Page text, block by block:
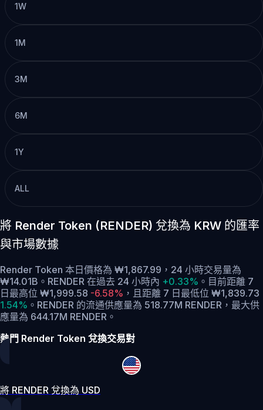
1W
1M
3M
6M
1Y
ALL
將 Render Token (RENDER) 兌換為 KRW 的匯率
與市場數據
Render Token 本日價格為 ₩1,867.99，24 小時交易量為
₩14.01B。RENDER 在過去 24 小時內 +0.33% 。 目前距離 7
日最高位 ₩1,999.58 -6.58% ， 且距離 7 日最低位 ₩1,839.73
1.54% 。 RENDER 的流通供應量為 518.77M RENDER，最大供
應量為 644.17M RENDER。
熱門 Render Token 兌換交易對
將 RENDER 兌換為 USD